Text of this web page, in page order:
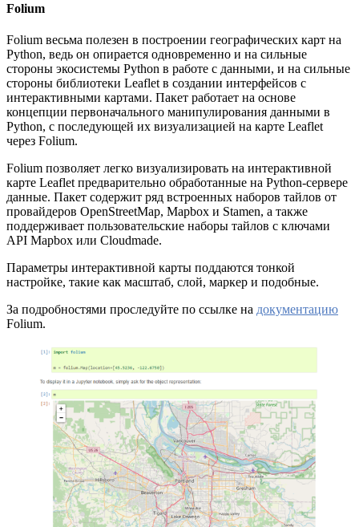
Folium
Folium весьма полезен в построении географических карт на
Python, ведь он опирается одновременно и на сильные
стороны экосистемы Python в работе с данными, и на сильные
стороны библиотеки Leaflet в создании интерфейсов с
интерактивными картами. Пакет работает на основе
концепции первоначального манипулирования данными в
Python, с последующей их визуализацией на карте Leaflet
через Folium.
Folium позволяет легко визуализировать на интерактивной
карте Leaflet предварительно обработанные на Python-сервере
данные. Пакет содержит ряд встроенных наборов тайлов от
провайдеров OpenStreetMap, Mapbox и Stamen, а также
поддерживает пользовательские наборы тайлов с ключами
API Mapbox или Cloudmade.
Параметры интерактивной карты поддаются тонкой
настройке, такие как масштаб, слой, маркер и подобные.
За подробностями проследуйте по ссылке на документацию
Folium.